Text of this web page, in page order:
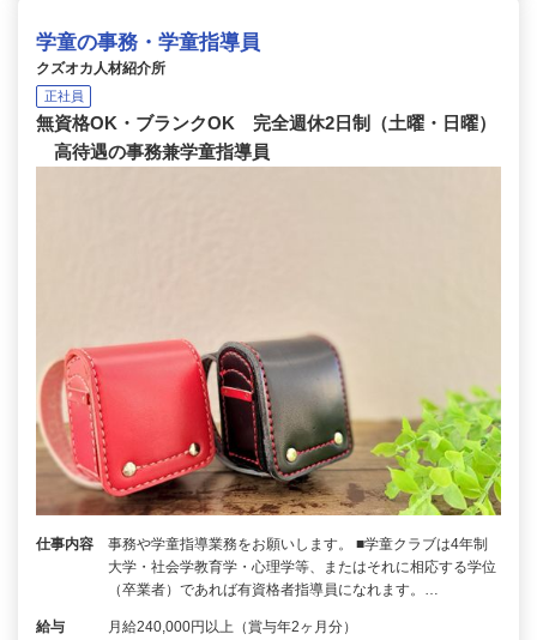
学童の事務・学童指導員
クズオカ人材紹介所
正社員
無資格OK・ブランクOK 完全週休2日制（土曜・日曜）
高待遇の事務兼学童指導員
仕事内容
事務や学童指導業務をお願いします。 ■学童クラブは4年制
大学・社会学教育学・心理学等、またはそれに相応する学位
（卒業者）であれば有資格者指導員になれます。…
給与 月給240,000円以上（賞与年2ヶ月分）